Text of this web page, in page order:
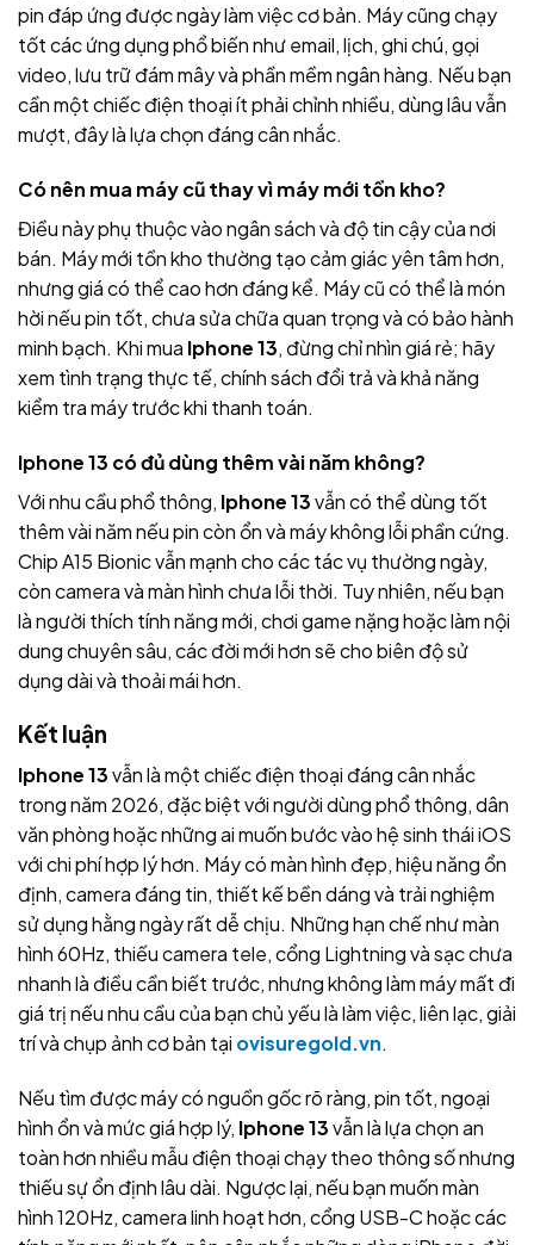
pin đáp ứng được ngày làm việc cơ bản. Máy cũng chạy
tốt các ứng dụng phổ biến như email, lịch, ghi chú, gọi
video, lưu trữ đám mây và phần mềm ngân hàng. Nếu bạn
cần một chiếc điện thoại ít phải chỉnh nhiều, dùng lâu vẫn
mượt, đây là lựa chọn đáng cân nhắc.
Có nên mua máy cũ thay vì máy mới tồn kho?
Điều này phụ thuộc vào ngân sách và độ tin cậy của nơi
bán. Máy mới tồn kho thường tạo cảm giác yên tâm hơn,
nhưng giá có thể cao hơn đáng kể. Máy cũ có thể là món
hời nếu pin tốt, chưa sửa chữa quan trọng và có bảo hành
minh bạch. Khi mua Iphone 13, đừng chỉ nhìn giá rẻ; hãy
xem tình trạng thực tế, chính sách đổi trả và khả năng
kiểm tra máy trước khi thanh toán.
Iphone 13 có đủ dùng thêm vài năm không?
Với nhu cầu phổ thông, Iphone 13vẫn có thể dùng tốt
thêm vài năm nếu pin còn ổn và máy không lỗi phần cứng.
Chip A15 Bionic vẫn mạnh cho các tác vụ thường ngày,
còn camera và màn hình chưa lỗi thời. Tuy nhiên, nếu bạn
là người thích tính năng mới, chơi game nặng hoặc làm nội
dung chuyên sâu, các đời mới hơn sẽ cho biên độ sử
dụng dài và thoải mái hơn.
Kết luận
Iphone 13vẫn là một chiếc điện thoại đáng cân nhắc
trong năm 2026, đặc biệt với người dùng phổ thông, dân
văn phòng hoặc những ai muốn bước vào hệ sinh thái iOS
với chi phí hợp lý hơn. Máy có màn hình đẹp, hiệu năng ổn
định, camera đáng tin, thiết kế bền dáng và trải nghiệm
sử dụng hằng ngày rất dễ chịu. Những hạn chế như màn
hình 60Hz, thiếu camera tele, cổng Lightning và sạc chưa
nhanh là điều cần biết trước, nhưng không làm máy mất đi
giá trị nếu nhu cầu của bạn chủ yếu là làm việc, liên lạc, giải
trí và chụp ảnh cơ bản tại ovisuregold.vn.
Nếu tìm được máy có nguồn gốc rõ ràng, pin tốt, ngoại
hình ổn và mức giá hợp lý, Iphone 13vẫn là lựa chọn an
toàn hơn nhiều mẫu điện thoại chạy theo thông số nhưng
thiếu sự ổn định lâu dài. Ngược lại, nếu bạn muốn màn
hình 120Hz, camera linh hoạt hơn, cổng USB-C hoặc các